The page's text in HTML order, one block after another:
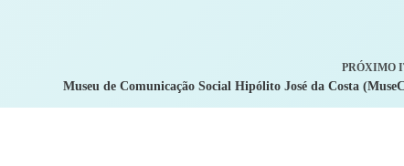
PRÓXIMO
Museu de Comunicação Social Hipólito José da Costa